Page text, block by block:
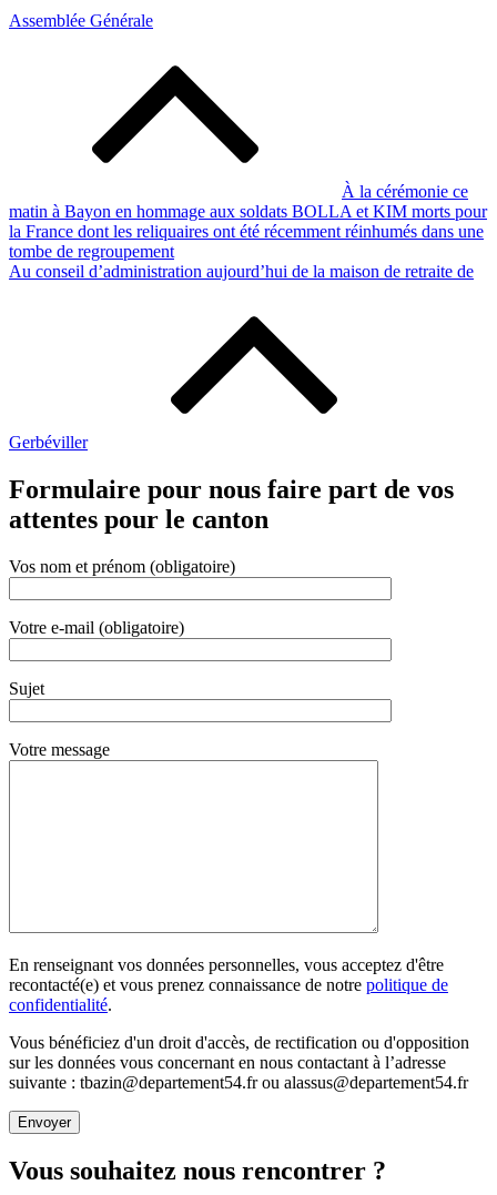
Assemblée Générale
À la cérémonie ce
matin à Bayon en hommage aux soldats BOLLA et KIM morts pour
la France dont les reliquaires ont été récemment réinhumés dans une
tombe de regroupement
Au conseil d’administration aujourd’hui de la maison de retraite de
Gerbéviller
Formulaire pour nous faire part de vos
attentes pour le canton
Vos nom et prénom (obligatoire)
Votre e-mail (obligatoire)
Sujet
Votre message
En renseignant vos données personnelles, vous acceptez d'être
recontacté(e) et vous prenez connaissance de notre politique de
confidentialité.
Vous bénéficiez d'un droit d'accès, de rectification ou d'opposition
sur les données vous concernant en nous contactant à l’adresse
suivante : tbazin@departement54.fr ou alassus@departement54.fr
Vous souhaitez nous rencontrer ?